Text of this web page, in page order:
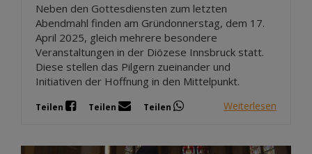
Neben den Gottesdiensten zum letzten
Abendmahl finden am Gründonnerstag, dem 17.
April 2025, gleich mehrere besondere
Veranstaltungen in der Diözese Innsbruck statt.
Diese stellen das Pilgern zueinander und
Initiativen der Hoffnung in den Mittelpunkt.
Teilen Teilen Teilen Weiterlesen